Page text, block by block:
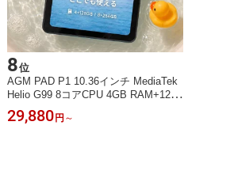
8位
AGM PAD P1 10.36インチ MediaTek
Helio G99 8コアCPU 4GB RAM+128
GB/8GB RAM+256GB Android 13タブ
レット 1200x2000 2Kディスプレイ 70
29,880円 ～